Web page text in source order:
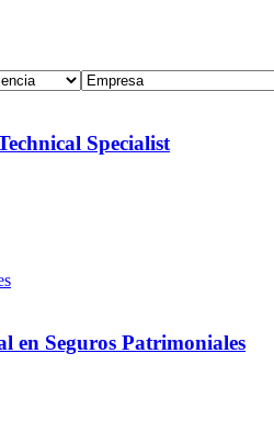
Specialist
en Seguros Patrimoniales